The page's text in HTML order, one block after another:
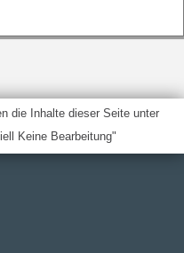
die Inhalte dieser Seite unter